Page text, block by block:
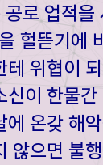
로 업적을
헐뜯기에
위협이
이 한물
온갖 해
않으면 불